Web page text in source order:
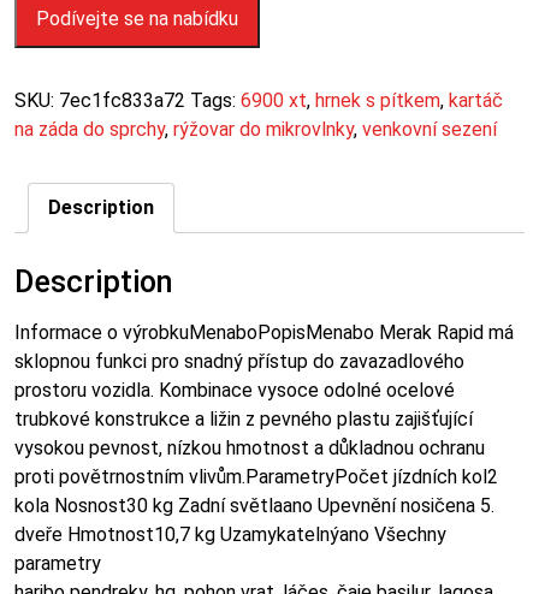
Podívejte se na nabídku
SKU: 7ec1fc833a72 Tags: 6900 xt, hrnek s pítkem, kartáč
na záda do sprchy, rýžovar do mikrovlnky, venkovní sezení
Description
Description
Informace o výrobkuMenaboPopisMenabo Merak Rapid má
sklopnou funkci pro snadný přístup do zavazadlového
prostoru vozidla. Kombinace vysoce odolné ocelové
trubkové konstrukce a ližin z pevného plastu zajišťující
vysokou pevnost, nízkou hmotnost a důkladnou ochranu
proti povětrnostním vlivům.ParametryPočet jízdních kol2
kola Nosnost30 kg Zadní světlaano Upevnění nosičena 5.
dveře Hmotnost10,7 kg Uzamykatelnýano Všechny
parametry